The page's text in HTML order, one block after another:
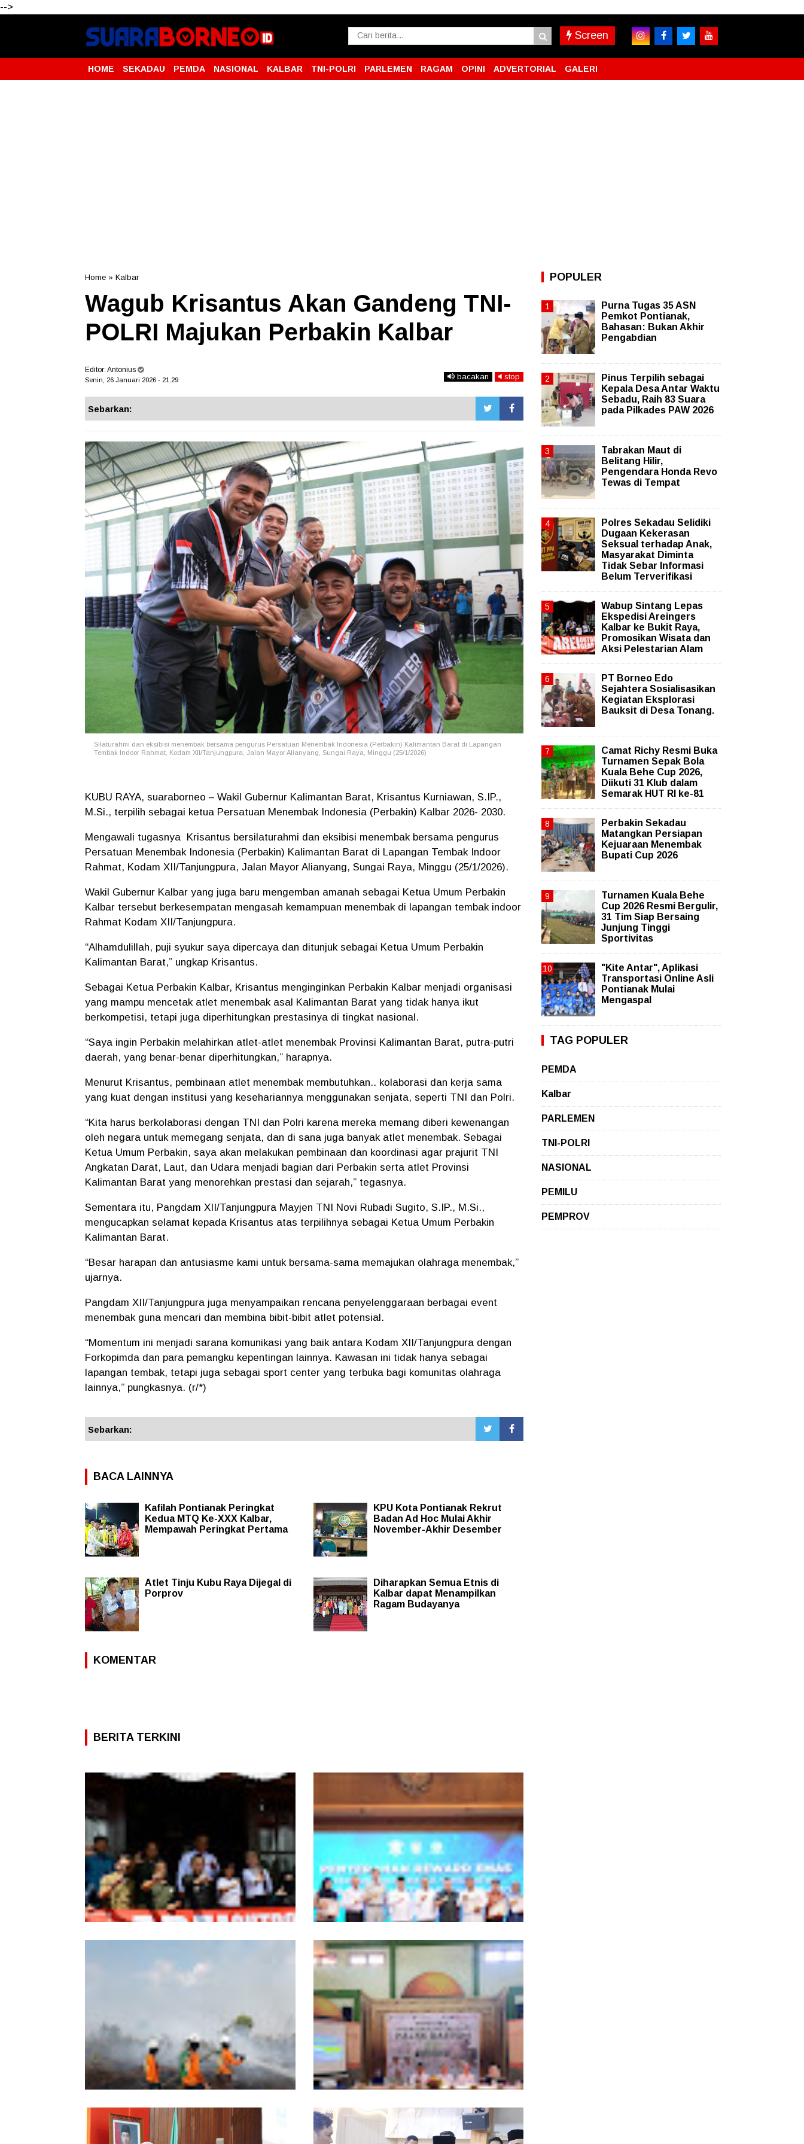
-->
Screen
HOME SEKADAU PEMDA NASIONAL KALBAR TNI-POLRI PARLEMEN RAGAM OPINI ADVERTORIAL GALERI
Home » Kalbar
Wagub Krisantus Akan Gandeng TNI-
POLRI Majukan Perbakin Kalbar
Editor: Antonius
Senin, 26 Januari 2026 - 21.29 bacakan stop
Sebarkan:
Silaturahmi dan eksibisi menembak bersama pengurus Persatuan Menembak Indonesia (Perbakin) Kalimantan Barat di Lapangan
Tembak Indoor Rahmat, Kodam XII/Tanjungpura, Jalan Mayor Alianyang, Sungai Raya, Minggu (25/1/2026)
KUBU RAYA, suaraborneo – Wakil Gubernur Kalimantan Barat, Krisantus Kurniawan, S.IP.,
M.Si., terpilih sebagai ketua Persatuan Menembak Indonesia (Perbakin) Kalbar 2026- 2030.
Mengawali tugasnya Krisantus bersilaturahmi dan eksibisi menembak bersama pengurus
Persatuan Menembak Indonesia (Perbakin) Kalimantan Barat di Lapangan Tembak Indoor
Rahmat, Kodam XII/Tanjungpura, Jalan Mayor Alianyang, Sungai Raya, Minggu (25/1/2026).
Wakil Gubernur Kalbar yang juga baru mengemban amanah sebagai Ketua Umum Perbakin
Kalbar tersebut berkesempatan mengasah kemampuan menembak di lapangan tembak indoor
Rahmat Kodam XII/Tanjungpura.
“Alhamdulillah, puji syukur saya dipercaya dan ditunjuk sebagai Ketua Umum Perbakin
Kalimantan Barat,” ungkap Krisantus.
Sebagai Ketua Perbakin Kalbar, Krisantus menginginkan Perbakin Kalbar menjadi organisasi
yang mampu mencetak atlet menembak asal Kalimantan Barat yang tidak hanya ikut
berkompetisi, tetapi juga diperhitungkan prestasinya di tingkat nasional.
“Saya ingin Perbakin melahirkan atlet-atlet menembak Provinsi Kalimantan Barat, putra-putri
daerah, yang benar-benar diperhitungkan,” harapnya.
Menurut Krisantus, pembinaan atlet menembak membutuhkan.. kolaborasi dan kerja sama
yang kuat dengan institusi yang kesehariannya menggunakan senjata, seperti TNI dan Polri.
“Kita harus berkolaborasi dengan TNI dan Polri karena mereka memang diberi kewenangan
oleh negara untuk memegang senjata, dan di sana juga banyak atlet menembak. Sebagai
Ketua Umum Perbakin, saya akan melakukan pembinaan dan koordinasi agar prajurit TNI
Angkatan Darat, Laut, dan Udara menjadi bagian dari Perbakin serta atlet Provinsi
Kalimantan Barat yang menorehkan prestasi dan sejarah,” tegasnya.
Sementara itu, Pangdam XII/Tanjungpura Mayjen TNI Novi Rubadi Sugito, S.IP., M.Si.,
mengucapkan selamat kepada Krisantus atas terpilihnya sebagai Ketua Umum Perbakin
Kalimantan Barat.
“Besar harapan dan antusiasme kami untuk bersama-sama memajukan olahraga menembak,”
ujarnya.
Pangdam XII/Tanjungpura juga menyampaikan rencana penyelenggaraan berbagai event
menembak guna mencari dan membina bibit-bibit atlet potensial.
“Momentum ini menjadi sarana komunikasi yang baik antara Kodam XII/Tanjungpura dengan
Forkopimda dan para pemangku kepentingan lainnya. Kawasan ini tidak hanya sebagai
lapangan tembak, tetapi juga sebagai sport center yang terbuka bagi komunitas olahraga
lainnya,” pungkasnya. (r/*)
Sebarkan:
BACA LAINNYA
Kafilah Pontianak Peringkat
Kedua MTQ Ke-XXX Kalbar,
Mempawah Peringkat Pertama
KPU Kota Pontianak Rekrut
Badan Ad Hoc Mulai Akhir
November-Akhir Desember
Atlet Tinju Kubu Raya Dijegal di
Porprov
Diharapkan Semua Etnis di
Kalbar dapat Menampilkan
Ragam Budayanya
KOMENTAR
BERITA TERKINI
Pemprov Kalbar Tegaskan Komitmen
Percepat Digitalisasi Pelayanan Publik
POPULER
Purna Tugas 35 ASN
Pemkot Pontianak,
Bahasan: Bukan Akhir
Pengabdian
Pinus Terpilih sebagai
Kepala Desa Antar Waktu
Sebadu, Raih 83 Suara
pada Pilkades PAW 2026
Tabrakan Maut di
Belitang Hilir,
Pengendara Honda Revo
Tewas di Tempat
Polres Sekadau Selidiki
Dugaan Kekerasan
Seksual terhadap Anak,
Masyarakat Diminta
Tidak Sebar Informasi
Belum Terverifikasi
Wabup Sintang Lepas
Ekspedisi Areingers
Kalbar ke Bukit Raya,
Promosikan Wisata dan
Aksi Pelestarian Alam
PT Borneo Edo
Sejahtera Sosialisasikan
Kegiatan Eksplorasi
Bauksit di Desa Tonang.
Camat Richy Resmi Buka
Turnamen Sepak Bola
Kuala Behe Cup 2026,
Diikuti 31 Klub dalam
Semarak HUT RI ke-81
Perbakin Sekadau
Matangkan Persiapan
Kejuaraan Menembak
Bupati Cup 2026
Turnamen Kuala Behe
Cup 2026 Resmi Bergulir,
31 Tim Siap Bersaing
Junjung Tinggi
Sportivitas
"Kite Antar", Aplikasi
Transportasi Online Asli
Pontianak Mulai
Mengaspal
TAG POPULER
PEMDA
Kalbar
PARLEMEN
TNI-POLRI
NASIONAL
PEMILU
PEMPROV